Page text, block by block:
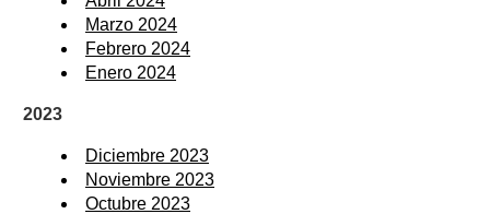
Marzo 2024
Febrero 2024
Enero 2024
2023
Diciembre 2023
Noviembre 2023
Octubre 2023